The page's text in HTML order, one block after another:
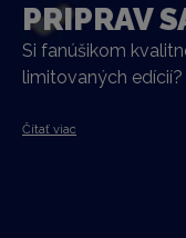
PRIPRAV
Si fanúšikom
limitovaných
Čítať viac